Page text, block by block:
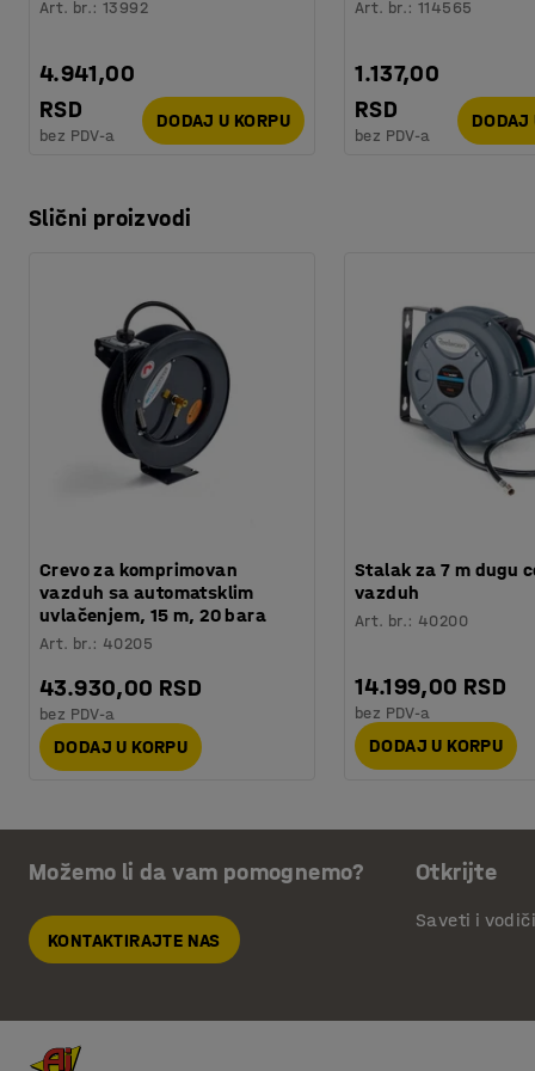
Art. br.:13992
4.941,00
RSD
bez PDV-a
DODAJ U KORPU
Art. br.:114565
1.137,00
RSD
bez PDV-a
DODAJ
Slični proizvodi
Crevo za komprimovan
vazduh sa automatsklim
uvlačenjem, 15 m, 20 bara
Art. br.: 40205
43.930,00 RSD
bez PDV-a
DODAJ U KORPU
Stalak za 7 m dugu
vazduh
Art. br.: 40200
14.199,00 RSD
bez PDV-a
DODAJ U KORPU
Možemo li da vam pomognemo?
KONTAKTIRAJTE NAS
Otkrijte
Saveti i